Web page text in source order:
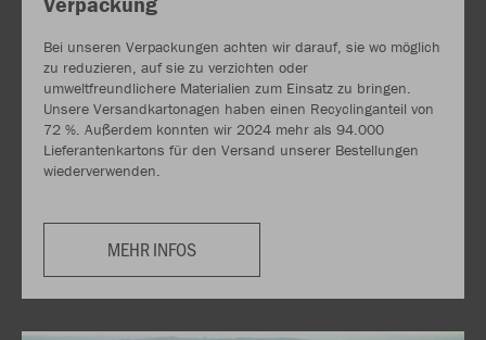
Bei unseren Verpackungen achten wir darauf, sie wo möglich
zu reduzieren, auf sie zu verzichten oder
umweltfreundlichere Materialien zum Einsatz zu bringen.
Unsere Versandkartonagen haben einen Recyclinganteil von
72 %. Außerdem konnten wir 2024 mehr als 94.000
Lieferantenkartons für den Versand unserer Bestellungen
wiederverwenden.
MEHR INFOS